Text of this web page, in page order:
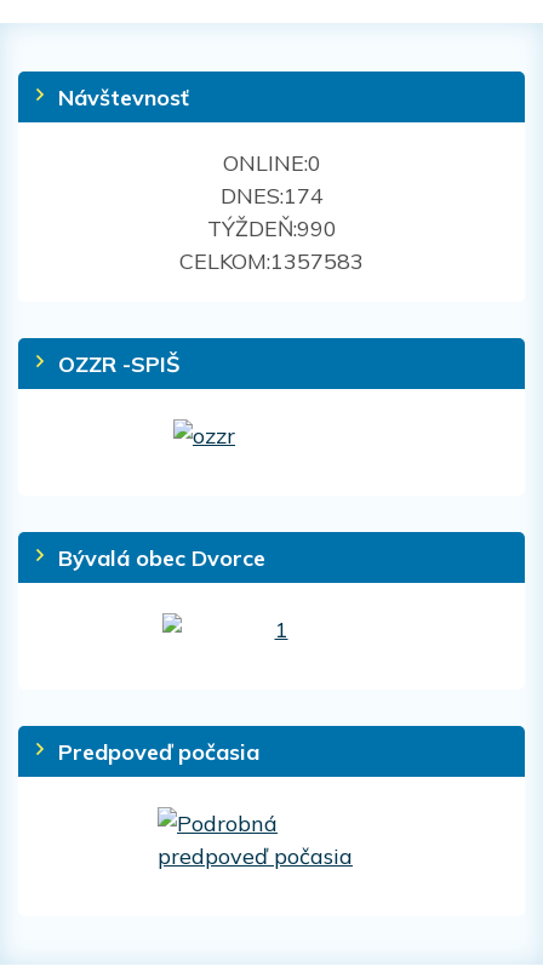
Návštevnosť
ONLINE:0
DNES:174
TÝŽDEŇ:990
CELKOM:1357583
OZZR -SPIŠ
Bývalá obec Dvorce
Predpoveď počasia